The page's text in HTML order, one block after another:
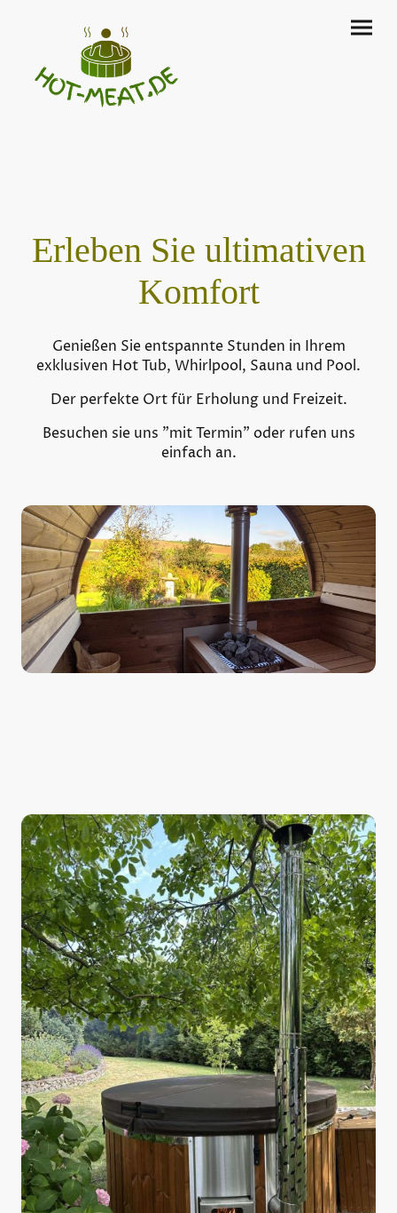
Erleben Sie ultimativen
Komfort
Genießen Sie entspannte Stunden in Ihrem
exklusiven Hot Tub, Whirlpool, Sauna und Pool.
Der perfekte Ort für Erholung und Freizeit.
Besuchen sie uns "mit Termin" oder rufen uns
einfach an.